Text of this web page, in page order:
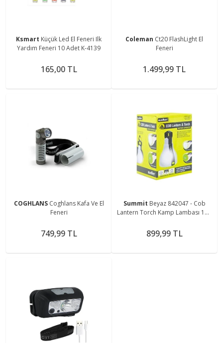
Ksmart Küçük Led El Feneri Ilk
Yardım Feneri 10 Adet K-4139
165,00 TL
Coleman Ct20 FlashLight El
Feneri
1.499,99 TL
COGHLANS Coghlans Kafa Ve El
Feneri
749,99 TL
Summit Beyaz 842047 - Cob
Lantern Torch Kamp Lambası 150
899,99 TL